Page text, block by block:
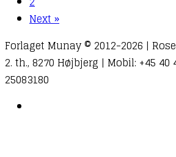
Next »
Forlaget Munay © 2012-2026 |
2. th., 8270 Højbjerg | Mobil: +45 40
25083180